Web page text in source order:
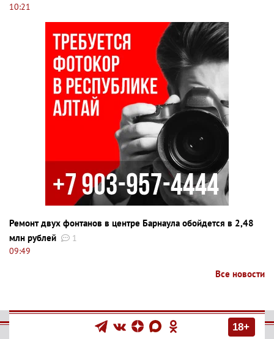
10:21
Ремонт двух фонтанов в центре Барнаула обойдется в 2,48
млн рублей
1
09:49
Все новости
18+